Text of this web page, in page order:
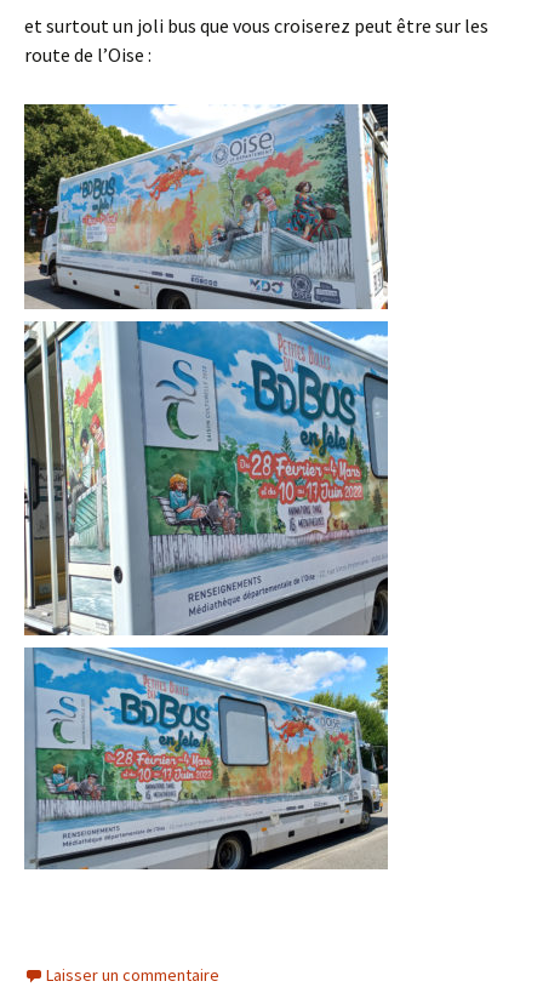
et surtout un joli bus que vous croiserez peut être sur les
route de l’Oise :
Laisser un commentaire